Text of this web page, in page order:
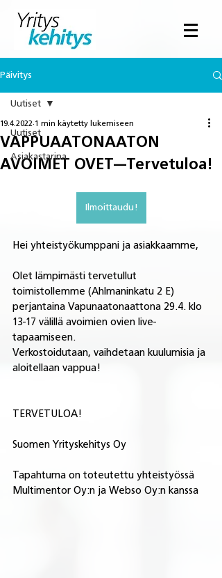
Päivitys
Uutiset
Asiakastarina
Uutiset
VAPPUAATONAATON
AVOIMET OVET---Tervetuloa!
19.4.2022 1 min käytetty lukemiseen
Ilmoittaudu!
Hei yhteistyökumppani ja asiakkaamme,
Olet lämpimästi tervetullut
toimistollemme (Ahlmaninkatu 2 E)
perjantaina Vapunaatonaattona 29.4. klo
13-17 välillä avoimien ovien live-
tapaamiseen.
Verkostoidutaan, vaihdetaan kuulumisia ja
aloitellaan vappua!
TERVETULOA!
Suomen Yrityskehitys Oy
Tapahtuma on toteutettu yhteistyössä
Multimentor Oy:n ja Webso Oy:n kanssa